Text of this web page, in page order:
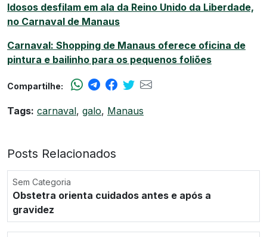
Idosos desfilam em ala da Reino Unido da Liberdade,
no Carnaval de Manaus
Carnaval: Shopping de Manaus oferece oficina de
pintura e bailinho para os pequenos foliões
Compartilhe:
Tags: carnaval, galo, Manaus
Posts Relacionados
Sem Categoria
Obstetra orienta cuidados antes e após a
gravidez